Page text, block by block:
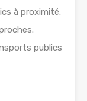
à proximité.
publics